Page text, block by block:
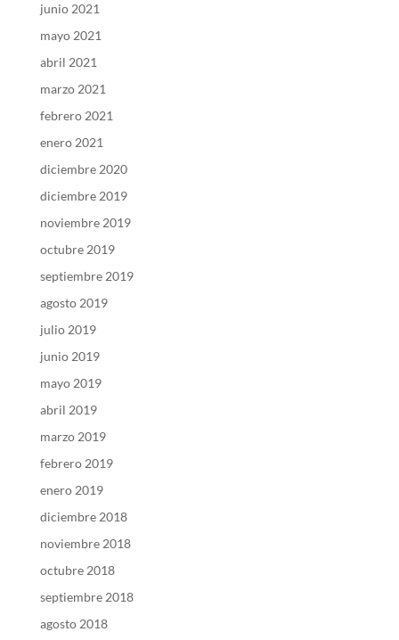
junio 2021
mayo 2021
abril 2021
marzo 2021
febrero 2021
enero 2021
diciembre 2020
diciembre 2019
noviembre 2019
octubre 2019
septiembre 2019
agosto 2019
julio 2019
junio 2019
mayo 2019
abril 2019
marzo 2019
febrero 2019
enero 2019
diciembre 2018
noviembre 2018
octubre 2018
septiembre 2018
agosto 2018